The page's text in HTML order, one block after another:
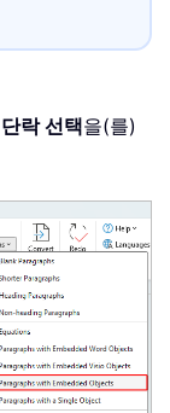
락 선택을(를)